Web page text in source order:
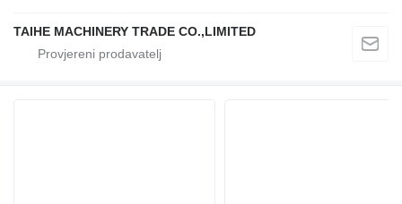
TAIHE MACHINERY TRADE CO.,LIMITED